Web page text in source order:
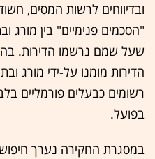
ובדיווחים לרשות המסים,
"הסכמים פנימיים" בין מורג
שעל שמם נרשמו הדירות.
הדירות מומנו על-ידי מורג
רשומים כבעלים פורמליים
בפועל.
במסגרת החקירה נערך